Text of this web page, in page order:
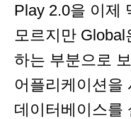
Play 2.0을 이제
모르지만
하는 부분으로
어플리케이션을
데이터베이스를